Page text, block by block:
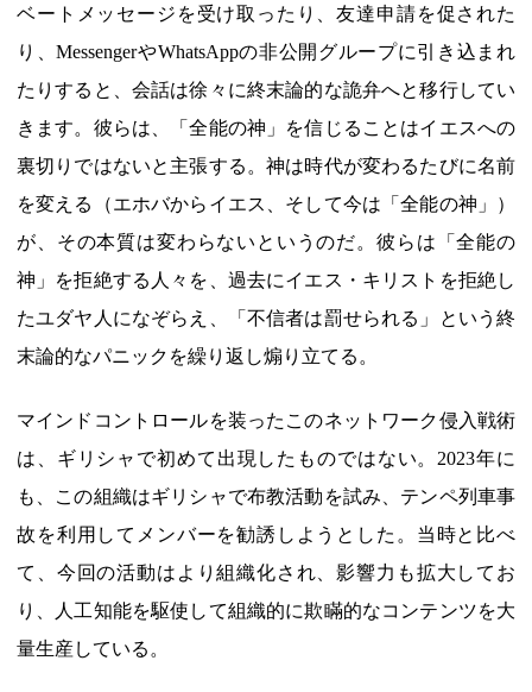
ベートメッセージを受け取ったり、友達申請を促された
り、MessengerやWhatsAppの非公開グループに引き込まれ
たりすると、会話は徐々に終末論的な詭弁へと移行してい
きます。彼らは、「全能の神」を信じることはイエスへの
裏切りではないと主張する。神は時代が変わるたびに名前
を変える（エホバからイエス、そして今は「全能の神」）
が、その本質は変わらないというのだ。彼らは「全能の
神」を拒絶する人々を、過去にイエス・キリストを拒絶し
たユダヤ人になぞらえ、「不信者は罰せられる」という終
末論的なパニックを繰り返し煽り立てる。
マインドコントロールを装ったこのネットワーク侵入戦術
は、ギリシャで初めて出現したものではない。2023年に
も、この組織はギリシャで布教活動を試み、テンペ列車事
故を利用してメンバーを勧誘しようとした。当時と比べ
て、今回の活動はより組織化され、影響力も拡大してお
り、人工知能を駆使して組織的に欺瞞的なコンテンツを大
量生産している。